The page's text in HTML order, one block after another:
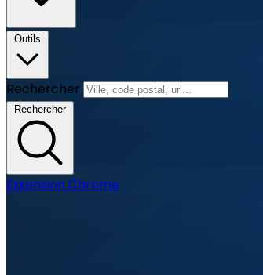
Outils
Rechercher
Rechercher
Extension Chrome